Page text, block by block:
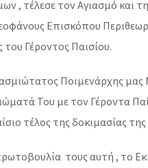
, τέλεσε τον Αγιασμό και
Επισκόπου
Γέροντος Παισίου.
Ποιμενάρχης
Του με τον Γέροντα
τέλος της δοκιμασίας
τους αυτή , το